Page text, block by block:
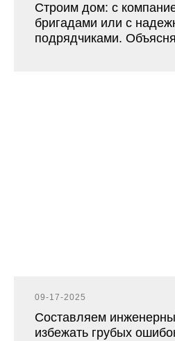
Строим дом: с
бригадами или с
подрядчиками.
09-17-2025
Составляем
избежать грубых